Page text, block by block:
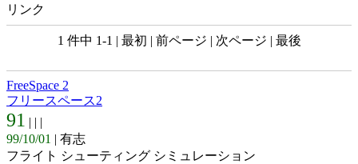
リンク
1 件中 1-1 | 最初 | 前ページ | 次ページ | 最後
FreeSpace 2
フリースペース2
91 | | |
99/10/01 | 有志
フライト シューティング シミュレーション